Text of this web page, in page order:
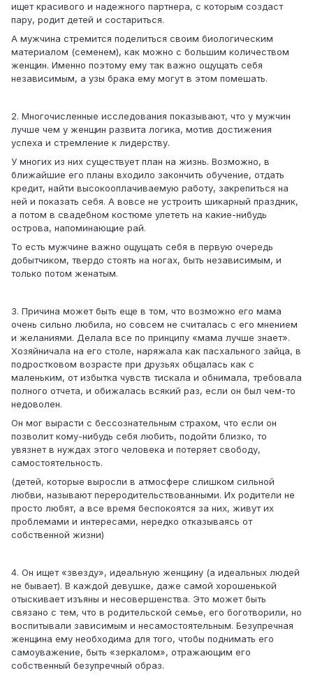
ищет красивого и надежного партнера, с которым создаст
пару, родит детей и состариться.
А мужчина стремится поделиться своим биологическим
материалом (семенем), как можно с большим количеством
женщин. Именно поэтому ему так важно ощущать себя
независимым, а узы брака ему могут в этом помешать.
2. Многочисленные исследования показывают, что у мужчин
лучше чем у женщин развита логика, мотив достижения
успеха и стремление к лидерству.
У многих из них существует план на жизнь. Возможно, в
ближайшие его планы входило закончить обучение, отдать
кредит, найти высокооплачиваемую работу, закрепиться на
ней и показать себя. А вовсе не устроить шикарный праздник,
а потом в свадебном костюме улететь на какие-нибудь
острова, напоминающие рай.
То есть мужчине важно ощущать себя в первую очередь
добытчиком, твердо стоять на ногах, быть независимым, и
только потом женатым.
3. Причина может быть еще в том, что возможно его мама
очень сильно любила, но совсем не считалась с его мнением
и желаниями. Делала все по принципу «мама лучше знает».
Хозяйничала на его столе, наряжала как пасхального зайца, в
подростковом возрасте при друзьях общалась как с
маленьким, от избытка чувств тискала и обнимала, требовала
полного отчета, и обижалась всякий раз, если он был чем-то
недоволен.
Он мог вырасти с бессознательным страхом, что если он
позволит кому-нибудь себя любить, подойти близко, то
увязнет в нуждах этого человека и потеряет свободу,
самостоятельность.
(детей, которые выросли в атмосфере слишком сильной
любви, называют переродительствованными. Их родители не
просто любят, а все время беспокоятся за них, живут их
проблемами и интересами, нередко отказываясь от
собственной жизни)
4. Он ищет «звезду», идеальную женщину (а идеальных людей
не бывает). В каждой девушке, даже самой хорошенькой
отыскивает изъяны и несовершенства. Это может быть
связано с тем, что в родительской семье, его боготворили, но
воспитывали зависимым и несамостоятельным. Безупречная
женщина ему необходима для того, чтобы поднимать его
самоуважение, быть «зеркалом», отражающим его
собственный безупречный образ.